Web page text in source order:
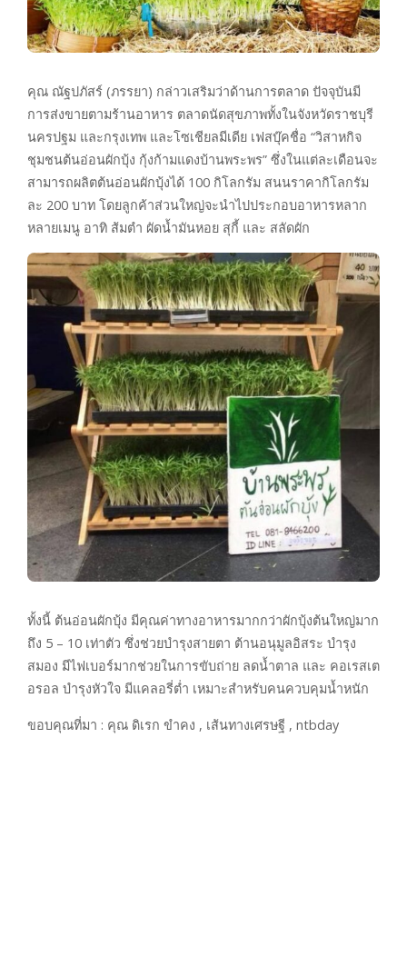
คุณ ณัฐปภัสร์ (ภรรยา) กล่าวเสริมว่าด้านการตลาด ปัจจุบันมี
การส่งขายตามร้านอาหาร ตลาดนัดสุขภาพทั้งในจังหวัดราชบุรี
นครปฐม และกรุงเทพ และโซเชียลมีเดีย เฟสบุ๊คชื่อ “วิสาหกิจ
ชุมชนต้นอ่อนผักบุ้ง กุ้งก้ามแดงบ้านพระพร” ซึ่งในแต่ละเดือนจะ
สามารถผลิตต้นอ่อนผักบุ้งได้ 100 กิโลกรัม สนนราคากิโลกรัม
ละ 200 บาท โดยลูกค้าส่วนใหญ่จะนำไปประกอบอาหารหลาก
หลายเมนู อาทิ ส้มตำ ผัดน้ำมันหอย สุกี้ และ สลัดผัก
ทั้งนี้ ต้นอ่อนผักบุ้ง มีคุณค่าทางอาหารมากกว่าผักบุ้งต้นใหญ่มาก
ถึง 5 – 10 เท่าตัว ซึ่งช่วยบำรุงสายตา ต้านอนุมูลอิสระ บำรุง
สมอง มีไฟเบอร์มากช่วยในการขับถ่าย ลดน้ำตาล และ คอเรสเต
อรอล บำรุงหัวใจ มีแคลอรี่ต่ำ เหมาะสำหรับคนควบคุมน้ำหนัก
ขอบคุณที่มา : คุณ ดิเรก ขำคง , เส้นทางเศรษฐี , ntbday